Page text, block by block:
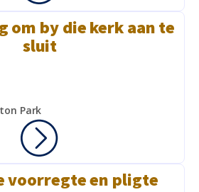
om by die kerk aan te
sluit
Park
voorregte en pligte